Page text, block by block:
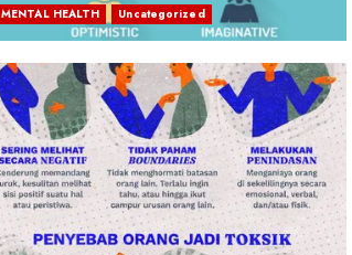
MENTAL HEALTH Uncategorized